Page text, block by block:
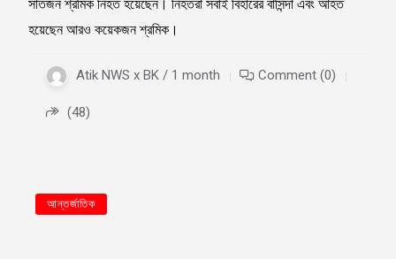
সাতজন শ্রমিক নিহত হয়েছেন। নিহতরা সবাই বিহারের বাসিন্দা এবং আহত
হয়েছেন আরও কয়েকজন শ্রমিক।
Atik NWS x BK / 1 month Comment (0)
(48)
আন্তর্জাতিক